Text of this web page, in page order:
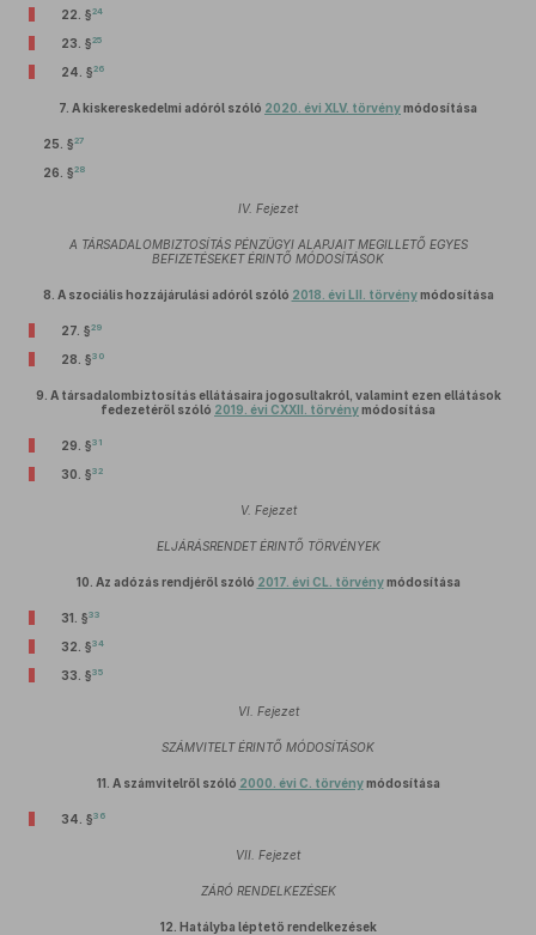
22. §24
23. §25
24. §26
7. A kiskereskedelmi adóról szóló 2020. évi XLV. törvénymódosítása
25. §27
26. §28
IV. Fejezet
A TÁRSADALOMBIZTOSÍTÁS PÉNZÜGYI ALAPJAIT MEGILLETŐ EGYES
BEFIZETÉSEKET ÉRINTŐ MÓDOSÍTÁSOK
8. A szociális hozzájárulási adóról szóló 2018. évi LII. törvénymódosítása
27. §29
28. §30
9. A társadalombiztosítás ellátásaira jogosultakról, valamint ezen ellátások
fedezetéről szóló 2019. évi CXXII. törvénymódosítása
29. §31
30. §32
V. Fejezet
ELJÁRÁSRENDET ÉRINTŐ TÖRVÉNYEK
10. Az adózás rendjéről szóló 2017. évi CL. törvénymódosítása
31. §33
32. §34
33. §35
VI. Fejezet
SZÁMVITELT ÉRINTŐ MÓDOSÍTÁSOK
11. A számvitelről szóló 2000. évi C. törvénymódosítása
34. §36
VII. Fejezet
ZÁRÓ RENDELKEZÉSEK
12. Hatályba léptető rendelkezések